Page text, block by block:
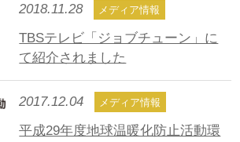
2018.11.28 メディア情報
TBSテレビ「ジョブチューン」に
て紹介されました
2017.12.04 メディア情報
平成29年度地球温暖化防止活動環